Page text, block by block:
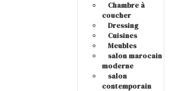
Chambre à
coucher
Dressing
Cuisines
Meubles
salon marocain
moderne
salon
contemporain